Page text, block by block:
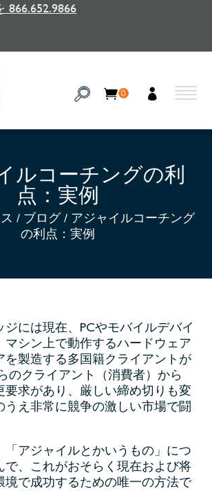
0
ルコーチングの利
点：実例
/ ブログ / アジャイルコーチング
の利点：実例
ジには現在、PCやモバイルデバイ
マシン上で動作するハードウェア
を製造する多国籍クライアントが
のクライアント（消費者）から
要求があり、厳しい締め切りも変
うえ非常に競争の激しい市場で闘
「アジャイルとかいうもの」につ
で、これがおそらく現在および将
境で成功するための唯一の方法で